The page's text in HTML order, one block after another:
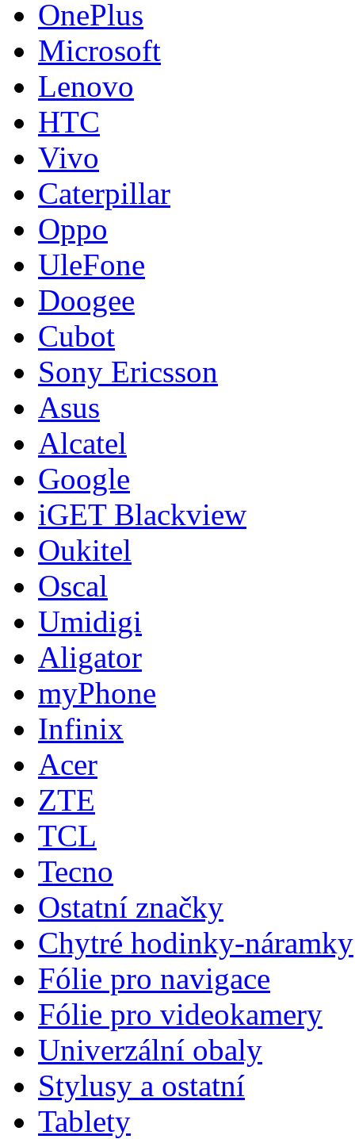
OnePlus
Microsoft
Lenovo
HTC
Vivo
Caterpillar
Oppo
UleFone
Doogee
Cubot
Sony Ericsson
Asus
Alcatel
Google
iGET Blackview
Oukitel
Oscal
Umidigi
Aligator
myPhone
Infinix
Acer
ZTE
TCL
Tecno
Ostatní značky
Chytré hodinky-náramky
Fólie pro navigace
Fólie pro videokamery
Univerzální obaly
Stylusy a ostatní
Tablety